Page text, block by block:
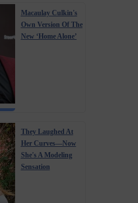
Macaulay Culkin's
Own Version Of The
New ‘Home Alone’
They Laughed At
Her Curves—Now
She's A Modeling
Sensation